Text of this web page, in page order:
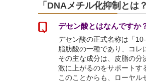
「DNAメチル化抑制とは
デセン酸とはなんですか
デセン酸の正式名称は「
脂肪酸の一種であり、コレ
その主な成分は、皮脂の分
激に上がるのをサポートす
このことからも、ローヤ